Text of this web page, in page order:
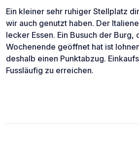
Ein kleiner sehr ruhiger Stellplatz
wir auch genutzt haben. Der
lecker Essen. Ein Busuch der Burg,
Wochenende geöffnet hat ist
deshalb einen Punktabzug.
Fussläufig zu erreichen.